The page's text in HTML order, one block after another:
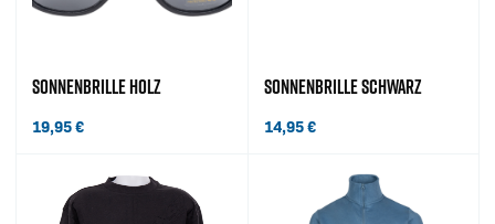
SONNENBRILLE HOLZ
19,95€
SONNENBRILLE SCHWARZ
14,95€